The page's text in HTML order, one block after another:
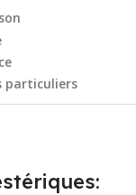
particuliers